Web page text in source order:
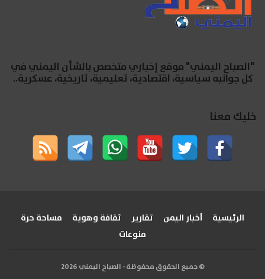
"الصباح اليمني" موقع إخباري متخصص بالشأن اليمني في
كل جوانبه سياسية، اقتصادية، تعليمية، تاريخية، عسكرية..
خليك معنا
الرئيسية أخبار اليمن تقارير ثقافة وهوية
مساحة حرة
منوعات
© جميع الحقوق محفوظة - الصباح اليمني 2026